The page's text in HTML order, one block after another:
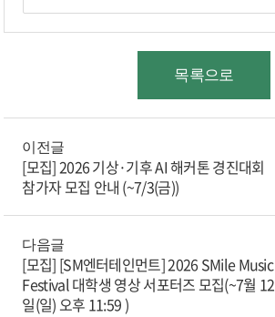
목록으로
이전글
[모집]2026 기상·기후 AI 해커톤 경진대회
참가자 모집 안내 (~7/3(금))
다음글
[모집] [SM엔터테인먼트] 2026 SMile Music
Festival 대학생 영상 서포터즈 모집(~7월 12
일(일) 오후 11:59 )